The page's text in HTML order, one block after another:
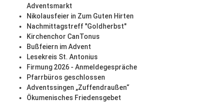
Adventsmarkt
Nikolausfeier in Zum Guten Hirten
Nachmittagstreff "Goldherbst"
Kirchenchor CanTonus
Bußfeiern im Advent
Lesekreis St. Antonius
Firmung 2026 - Anmeldegespräche
Pfarrbüros geschlossen
Adventssingen „Zuffendraußen“
Ökumenisches Friedensgebet